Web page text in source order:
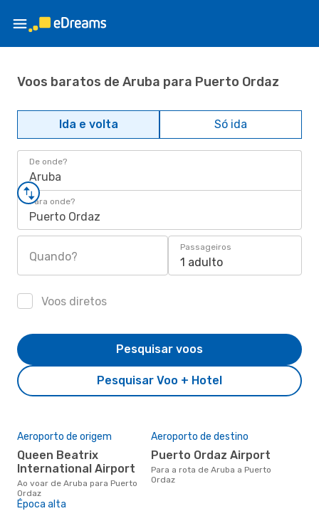
Voos baratos de Aruba para Puerto Ordaz
Ida e volta Só ida
De onde?
Aruba
Para onde?
Puerto Ordaz
Quando?
Passageiros
1 adulto
Voos diretos
Pesquisar Voo + Hotel
Pesquisar voos
Aeroporto de origem
Queen Beatrix
International Airport
Ao voar de Aruba para Puerto
Ordaz
Aeroporto de destino
Puerto Ordaz Airport
Para a rota de Aruba a Puerto
Ordaz
Época alta